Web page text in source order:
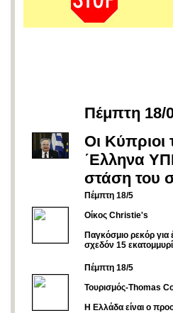
Πέμπτη 18/
Οι
΄Ελληνα
στάση του
Πέμπτη 18/5
Oίκος Christie's
Παγκόσμιο ρεκόρ για
σχεδόν 15
Πέμπτη 18/5
Τουρισμός-Thomas
Η Ελλάδα είναι ο